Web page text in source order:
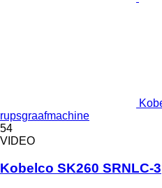
rupsgraafmachine
54
VIDEO
Kobelco SK260 SRNLC-3